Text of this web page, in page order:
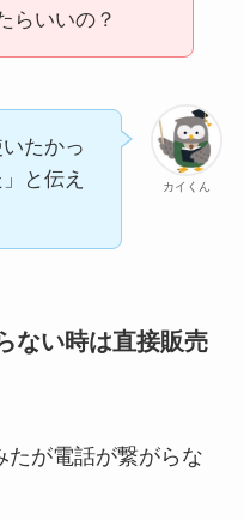
らいいの？
カイくん
たかっ
と伝え
ない時は直接販売
たが電話が繋がらな